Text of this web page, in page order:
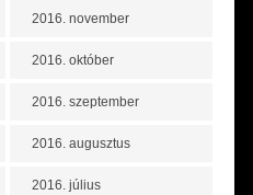
2016. november
2016. október
2016. szeptember
2016. augusztus
2016. július